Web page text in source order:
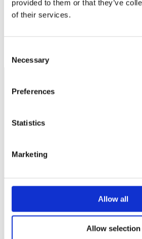
provided to them or that they’ve
of their services.
Selection
Necessary
Preferences
Statistics
Marketing
Allow all
Allow selection
Förmåner
Rådgivning
Om oss